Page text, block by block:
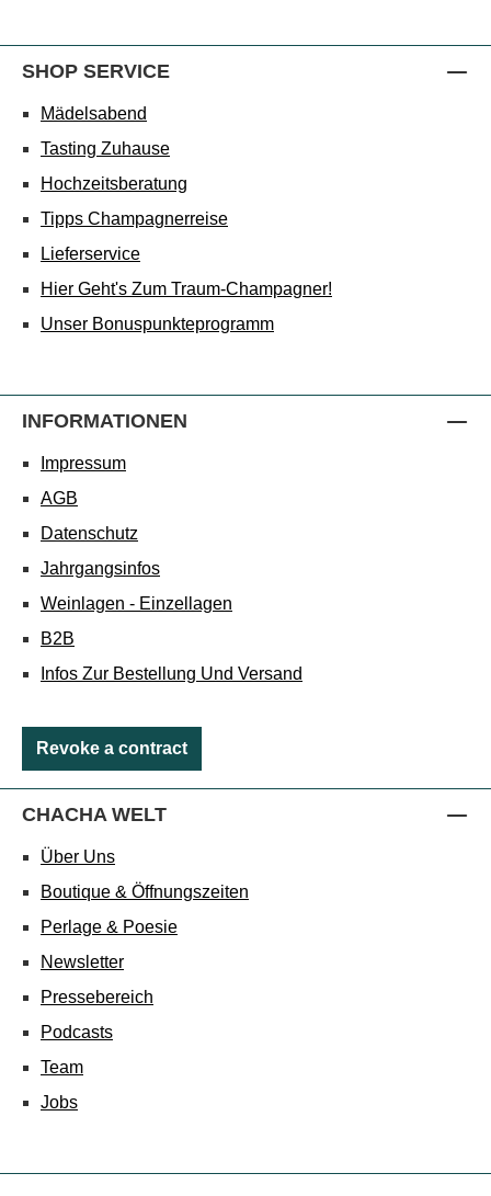
SHOP SERVICE
Mädelsabend
Tasting Zuhause
Hochzeitsberatung
Tipps Champagnerreise
Lieferservice
Hier Geht's Zum Traum-Champagner!
Unser Bonuspunkteprogramm
INFORMATIONEN
Impressum
AGB
Datenschutz
Jahrgangsinfos
Weinlagen - Einzellagen
B2B
Infos Zur Bestellung Und Versand
Revoke a contract
CHACHA WELT
Über Uns
Boutique & Öffnungszeiten
Perlage & Poesie
Newsletter
Pressebereich
Podcasts
Team
Jobs